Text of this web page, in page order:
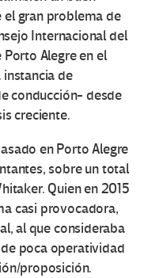
gran problema de
Internacional del
Porto Alegre en el
instancia de
conducción- desde
creciente.
en Porto Alegre
sobre un total
Quien en 2015
casi provocadora,
al que consideraba
poca operatividad
proposición.